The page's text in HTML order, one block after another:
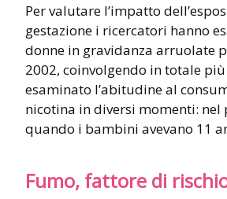
Per valutare l’impatto
gestazione i ricercatori hanno
donne in gravidanza arruolate
2002, coinvolgendo in totale
esaminato l’abitudine al
nicotina in diversi momenti:
quando i bambini avevano 11
Fumo, fattore di